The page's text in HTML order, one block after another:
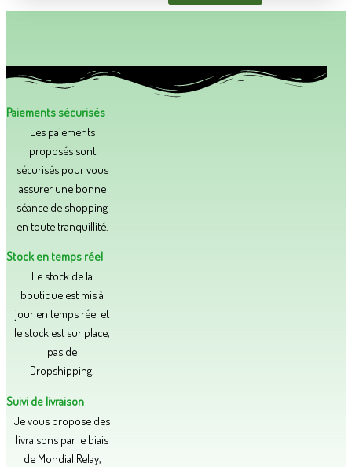
Paiements sécurisés
Les paiements
proposés sont
sécurisés pour vous
assurer une bonne
séance de shopping
en toute tranquillité.​
Stock en temps réel
Le stock de la
boutique est mis à
jour en temps réel et
le stock est sur place,
pas de
Dropshipping.
Suivi de livraison
Je vous propose des
livraisons par le biais
de Mondial Relay,